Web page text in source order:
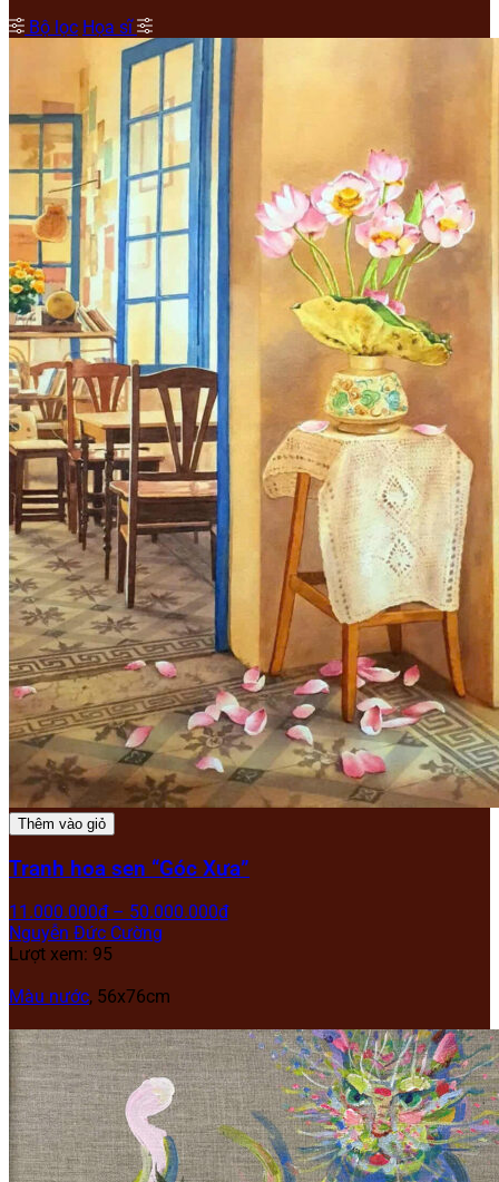
Bộ lọc Họa sĩ
Thêm vào giỏ
Tranh hoa sen “Góc Xưa”
11.000.000₫ – 50.000.000₫
Nguyễn Đức Cường
Lượt xem: 95
Màu nước, 56x76cm